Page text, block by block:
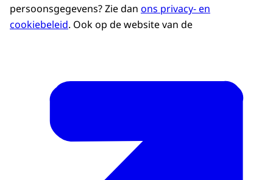
persoonsgegevens? Zie dan ons privacy- en
cookiebeleid. Ook op de website van de